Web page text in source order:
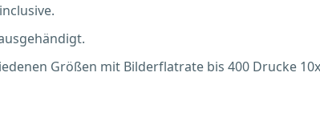
Größen mit Bilderflatrate bis 400 Drucke